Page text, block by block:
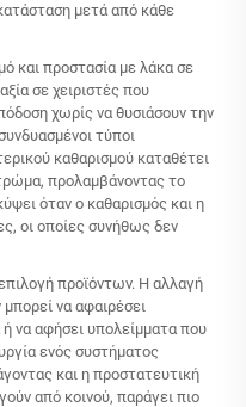
μετά από κάθε
και προστασία με λάκα σε
σε χειριστές που
χωρίς να θυσιάσουν την
τύποι
καθαρισμού καταθέτει
προλαμβάνοντας το
όταν ο καθαρισμός και η
οι οποίες συνήθως δεν
προϊόντων. Η αλλαγή
να αφαιρέσει
να αφήσει υπολείμματα που
ενός συστήματος
και η προστατευτική
από κοινού, παράγει πιο